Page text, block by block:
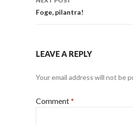
Foge, pilantra!
LEAVE A REPLY
Your email address will not be
Comment*